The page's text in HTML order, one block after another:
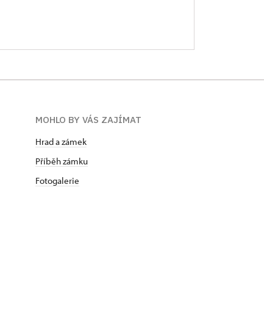
MOHLO BY VÁS ZAJÍMAT
Hrad a zámek
Příběh zámku
Fotogalerie